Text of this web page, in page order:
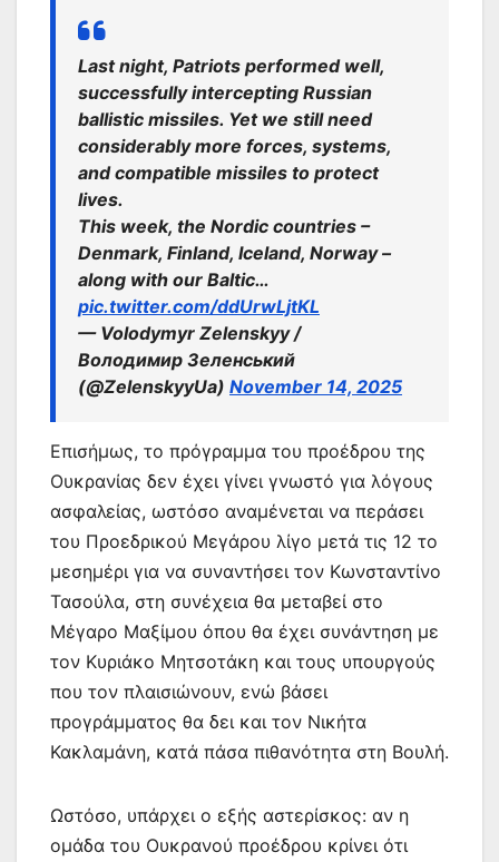
Last night, Patriots performed well,
successfully intercepting Russian
ballistic missiles. Yet we still need
considerably more forces, systems,
and compatible missiles to protect
lives.
This week, the Nordic countries –
Denmark, Finland, Iceland, Norway –
along with our Baltic…
pic.twitter.com/ddUrwLjtKL
— Volodymyr Zelenskyy /
Володимир Зеленський
(@ZelenskyyUa) November 14, 2025
Επισήμως, το πρόγραμμα του προέδρου της
Ουκρανίας δεν έχει γίνει γνωστό για λόγους
ασφαλείας, ωστόσο αναμένεται να περάσει
του Προεδρικού Μεγάρου λίγο μετά τις 12 το
μεσημέρι για να συναντήσει τον Κωνσταντίνο
Τασούλα, στη συνέχεια θα μεταβεί στο
Μέγαρο Μαξίμου όπου θα έχει συνάντηση με
τον Κυριάκο Μητσοτάκη και τους υπουργούς
που τον πλαισιώνουν, ενώ βάσει
προγράμματος θα δει και τον Νικήτα
Κακλαμάνη, κατά πάσα πιθανότητα στη Βουλή.
Ωστόσο, υπάρχει ο εξής αστερίσκος: αν η
ομάδα του Ουκρανού προέδρου κρίνει ότι